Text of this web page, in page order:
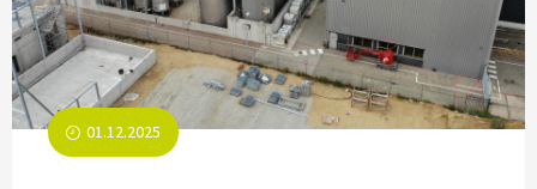
01.12.2025